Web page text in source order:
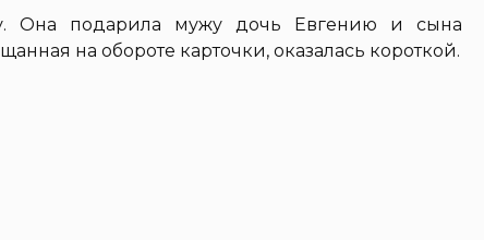
Она подарила мужу дочь Евгению и сына
на обороте карточки, оказалась короткой.